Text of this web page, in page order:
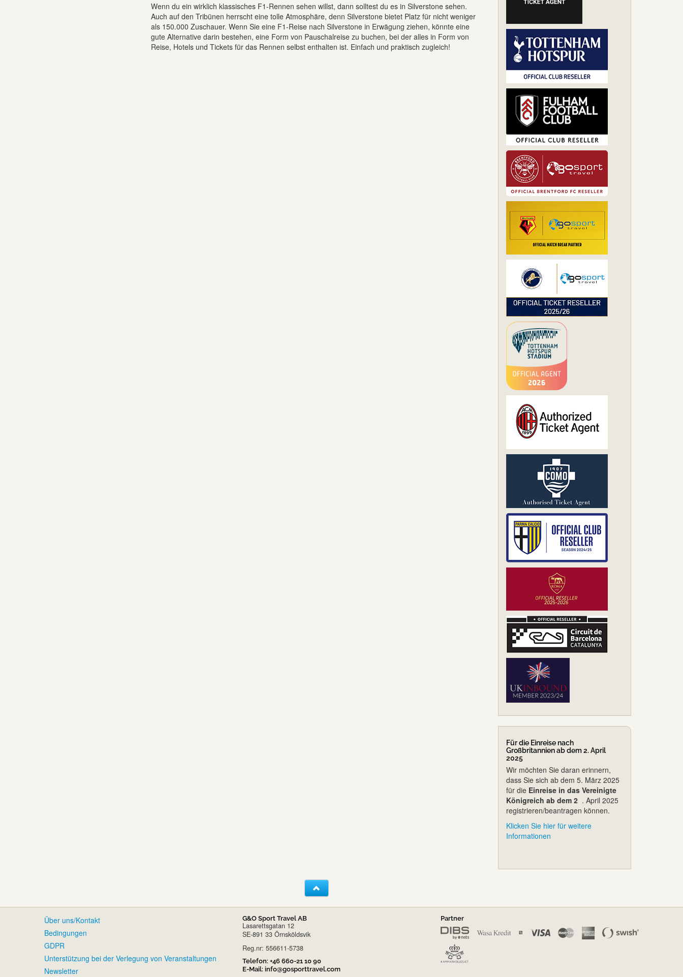
Wenn du ein wirklich klassisches F1-Rennen sehen willst, dann solltest du es in Silverstone sehen.
Auch auf den Tribünen herrscht eine tolle Atmosphäre, denn Silverstone bietet Platz für nicht weniger
als 150.000 Zuschauer. Wenn Sie eine F1-Reise nach Silverstone in Erwägung ziehen, könnte eine
gute Alternative darin bestehen, eine Form von Pauschalreise zu buchen, bei der alles in Form von
Reise, Hotels und Tickets für das Rennen selbst enthalten ist. Einfach und praktisch zugleich!
Für die Einreise nach
Großbritannien ab dem 2. April
2025
Wir möchten Sie daran erinnern,
dass Sie sich ab dem 5. März 2025
für die Einreise in das Vereinigte
Königreich ab dem 2 . April 2025
registrieren/beantragen können.
Klicken Sie hier für weitere
Informationen
Über uns/Kontakt
Bedingungen
GDPR
Unterstützung bei der Verlegung von Veranstaltungen
Newsletter
G&O Sport Travel AB
Lasarettsgatan 12
SE-891 33 Örnsköldsvik
Reg.nr: 556611-5738
Telefon: +46 660-21 10 90
E-Mail: info@gosporttravel.com
Partner